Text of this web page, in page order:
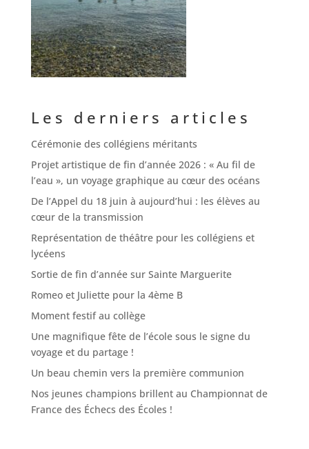
Les derniers articles
Cérémonie des collégiens méritants
Projet artistique de fin d’année 2026 : « Au fil de
l’eau », un voyage graphique au cœur des océans
De l’Appel du 18 juin à aujourd’hui : les élèves au
cœur de la transmission
Représentation de théâtre pour les collégiens et
lycéens
Sortie de fin d’année sur Sainte Marguerite
Romeo et Juliette pour la 4ème B
Moment festif au collège
Une magnifique fête de l’école sous le signe du
voyage et du partage !
Un beau chemin vers la première communion
Nos jeunes champions brillent au Championnat de
France des Échecs des Écoles !